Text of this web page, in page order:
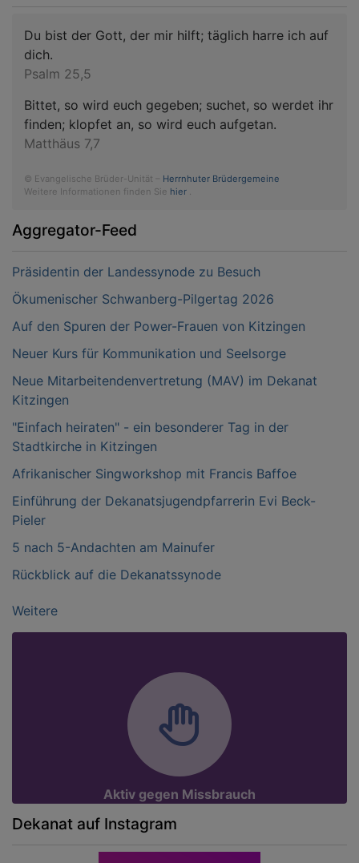
Du bist der Gott, der mir hilft; täglich harre ich auf
dich.
Psalm 25,5
Bittet, so wird euch gegeben; suchet, so werdet ihr
finden; klopfet an, so wird euch aufgetan.
Matthäus 7,7
© Evangelische Brüder-Unität – Herrnhuter Brüdergemeine
Weitere Informationen finden Sie hier .
Aggregator-Feed
Präsidentin der Landessynode zu Besuch
Ökumenischer Schwanberg-Pilgertag 2026
Auf den Spuren der Power-Frauen von Kitzingen
Neuer Kurs für Kommunikation und Seelsorge
Neue Mitarbeitendenvertretung (MAV) im Dekanat
Kitzingen
"Einfach heiraten" - ein besonderer Tag in der
Stadtkirche in Kitzingen
Afrikanischer Singworkshop mit Francis Baffoe
Einführung der Dekanatsjugendpfarrerin Evi Beck-
Pieler
5 nach 5-Andachten am Mainufer
Rückblick auf die Dekanatssynode
Weitere
Aktiv gegen Missbrauch
Dekanat auf Instagram